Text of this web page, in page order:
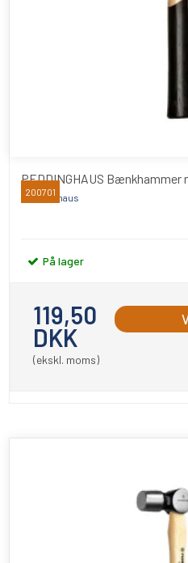
PEDDINGHAUS Bænkhammer
Peddinghaus
200701
På lager
119,50
DKK
(ekskl. moms)